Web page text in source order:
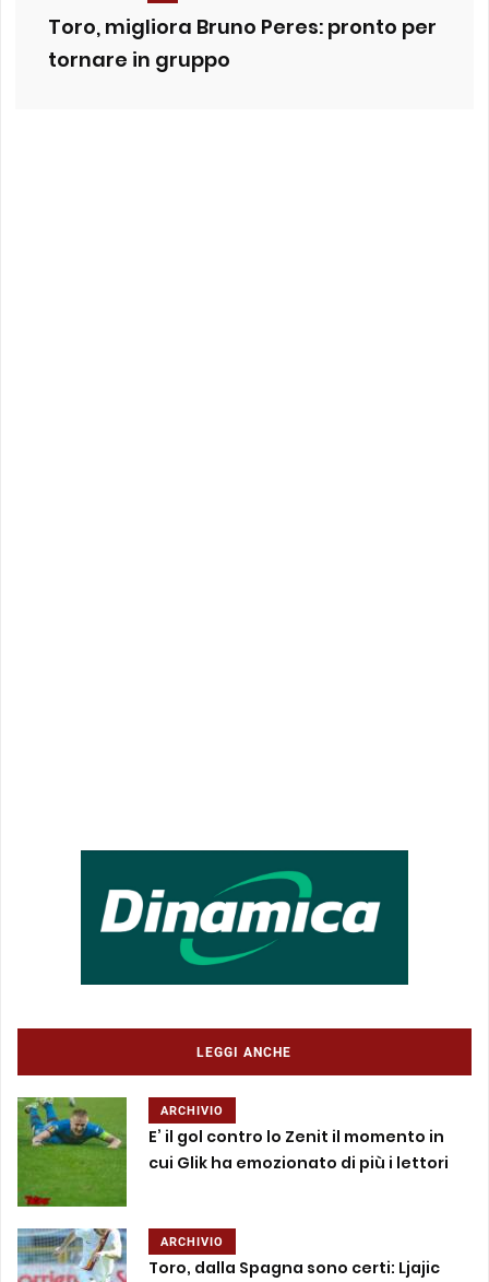
Toro, migliora Bruno Peres: pronto per
tornare in gruppo
LEGGI ANCHE
ARCHIVIO
E’ il gol contro lo Zenit il momento in
cui Glik ha emozionato di più i lettori
ARCHIVIO
Toro, dalla Spagna sono certi: Ljajic